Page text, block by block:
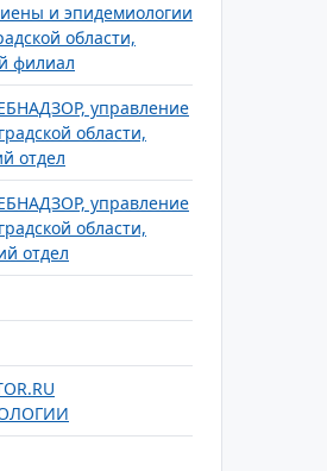
и эпидемиологии
области,
филиал
управление
области,
отдел
управление
области,
отдел